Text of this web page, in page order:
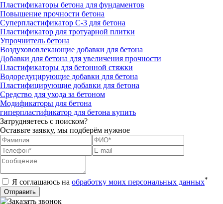
Пластификаторы бетона для фундаментов
Повышение прочности бетона
Суперпластификатор С-3 для бетона
Пластификатор для тротуарной плитки
Упрочнитель бетона
Воздухововлекающие добавки для бетона
Добавки для бетона для увеличения прочности
Пластификаторы для бетонной стяжки
Водоредуцирующие добавки для бетона
Пластифицирующие добавки для бетона
Средство для ухода за бетоном
Модификаторы для бетона
гиперпластификатор для бетона купить
Затрудняетесь с поиском?
Оставьте заявку, мы подберём нужное
Я соглашаюсь на обработку моих персональных данных*